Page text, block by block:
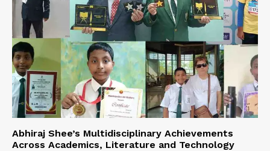
Abhiraj Shee’s Multidisciplinary Achievements
Across Academics, Literature and Technology